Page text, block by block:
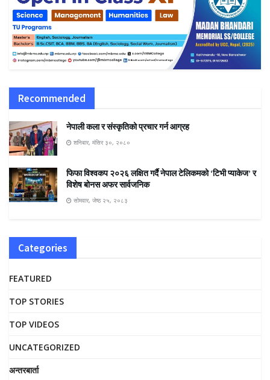
Recommended
नेपाली कला र संस्कृतिको प्रचार गर्न आग्रह
शनिबार, मंसिर ३०, २०८०
फिफा विश्वकप २०२६ लक्षित गर्दै नेपाल टेलिकमको ‘टिभी प्याकेज’ र
विशेष बोनस अफर सार्वजनिक
सोमवार, जेष्ठ २५, २०८३
Categories
FEATURED
TOP STORIES
TOP VIDEOS
UNCATEGORIZED
अन्तरबार्ता